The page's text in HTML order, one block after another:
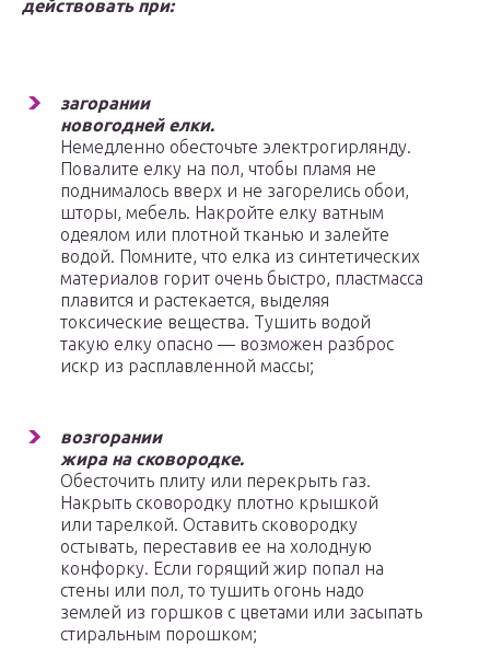
действовать при:
загорании
новогодней елки.
Немедленно обесточьте электрогирлянду.
Пова­лите елку на пол, чтобы пламя не
поднималось вверх и не загорелись обои,
шторы, мебель. Накройте елку ватным
одеялом или плотной тканью и залейте
водой. Помните, что елка из синтетических
материалов горит очень быстро, пластмасса
плавится и растекается, выделяя
токсические вещества. Тушить во­дой
такую елку опасно — возможен разброс
искр из расплавленной массы;
возгорании
жира на сковородке.
Обесточить плиту или перекрыть газ.
На­крыть сковородку плотно крышкой
или тарелкой. Оставить сковородку
осты­вать, переставив ее на холодную
конфорку. Если горящий жир попал на
стены или пол, то тушить огонь надо
землей из горшков с цветами или засыпать
сти­ральным порошком;